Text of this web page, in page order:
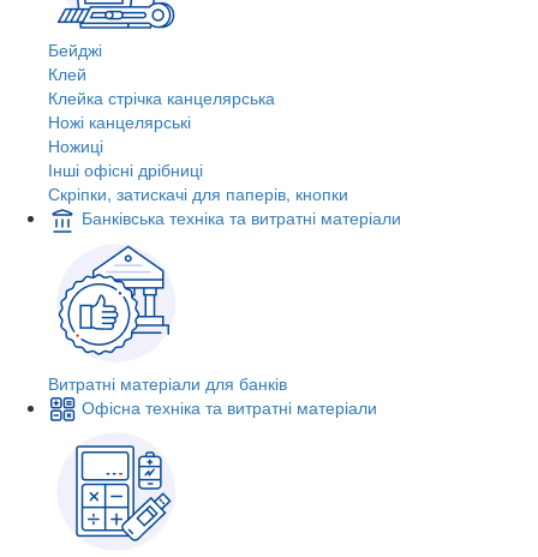
Бейджі
Клей
Клейка стрічка канцелярська
Ножі канцелярські
Ножиці
Інші офісні дрібниці
Скріпки, затискачі для паперів, кнопки
Банківська техніка та витратні матеріали
Витратні матеріали для банків
Офісна техніка та витратні матеріали